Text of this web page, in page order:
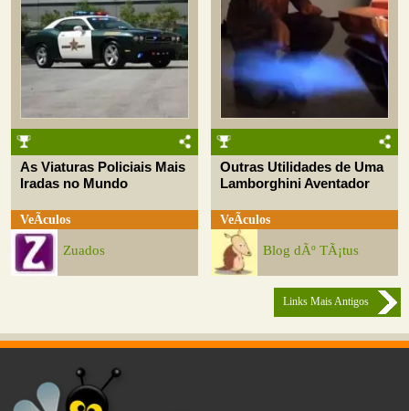
As Viaturas Policiais Mais
Iradas no Mundo
VeÃ­culos
Zuados
Outras Utilidades de Uma
Lamborghini Aventador
VeÃ­culos
Blog dÃº TÃ¡tus
Links Mais Antigos